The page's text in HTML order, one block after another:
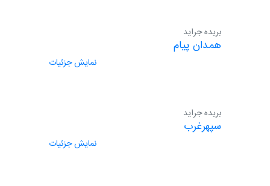
بریده جراید
همدان پیام
نمایش جزئیات
بریده جراید
سپهرغرب
نمایش جزئیات